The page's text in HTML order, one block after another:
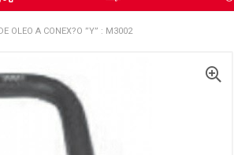
OLEO A CONEX?O ”Y” : M3002